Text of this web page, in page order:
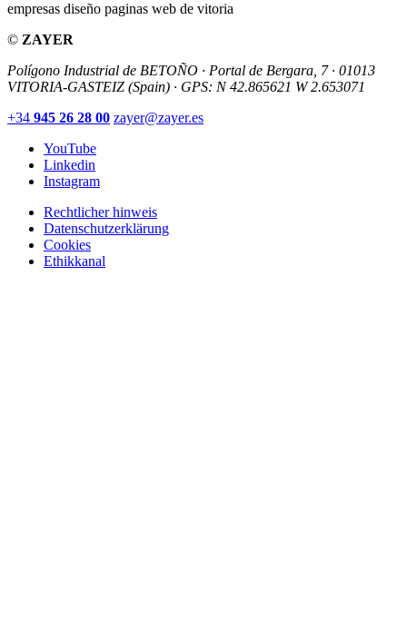
empresas diseño paginas web de vitoria
© ZAYER
Polígono Industrial de BETOÑO · Portal de Bergara, 7 · 01013
VITORIA-GASTEIZ (Spain) · GPS: N 42.865621 W 2.653071
+34 945 26 28 00 zayer@zayer.es
YouTube
Linkedin
Instagram
Rechtlicher hinweis
Datenschutzerklärung
Cookies
Ethikkanal